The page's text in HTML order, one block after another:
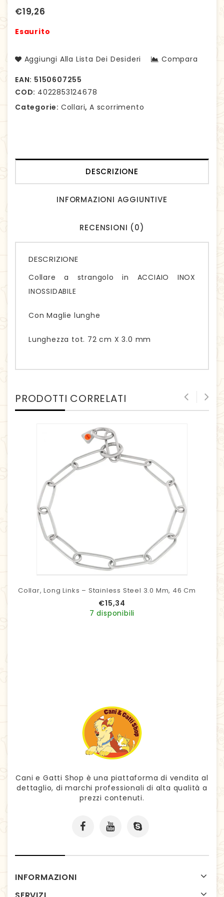
€19,26
Esaurito
Aggiungi Alla Lista Dei Desideri Compara
EAN: 5150607255
COD: 4022853124678
Categorie: Collari,A scorrimento
DESCRIZIONE
INFORMAZIONI AGGIUNTIVE
RECENSIONI (0)
DESCRIZIONE
Collare a strangolo in ACCIAIO INOX
INOSSIDABILE
Con Maglie lunghe
Lunghezza tot. 72 cm X 3.0 mm
PRODOTTI CORRELATI
Collar, Long Links – Stainless Steel 3.0 Mm, 46 Cm
€15,34
7 disponibili
Cani e Gatti Shop è una piattaforma di vendita al
dettaglio, di marchi professionali di alta qualità a
prezzi contenuti.
INFORMAZIONI